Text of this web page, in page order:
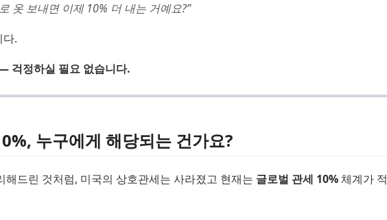
옷 보내면 이제 10% 더 내는 거예요?”
다.
걱정하실 필요 없습니다.
누구에게 해당되는 건가요?
해드린 것처럼, 미국의 상호관세는 사라졌고 현재는 글로벌 관세 10%체계가 적